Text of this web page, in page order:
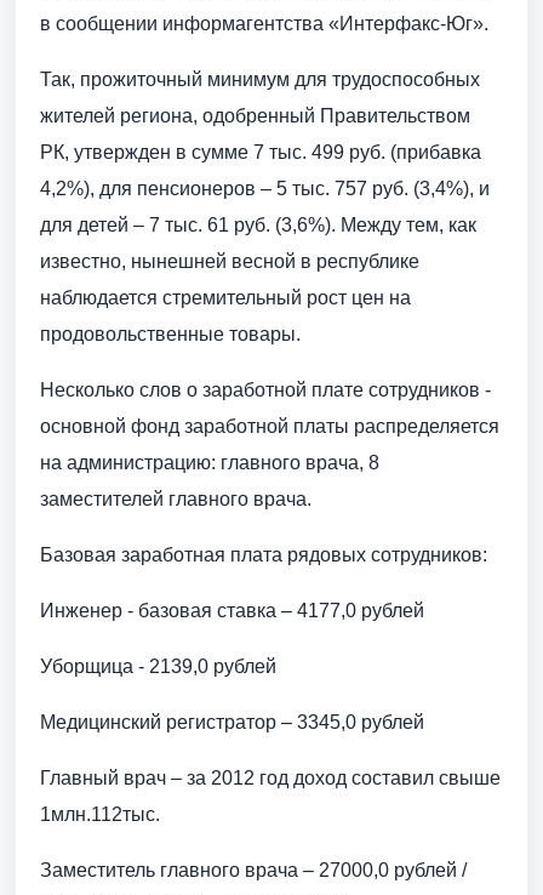
в сообщении информагентства «Интерфакс-Юг».
Так, прожиточный минимум для трудоспособных
жителей региона, одобренный Правительством
РК, утвержден в сумме 7 тыс. 499 руб. (прибавка
4,2%), для пенсионеров – 5 тыс. 757 руб. (3,4%), и
для детей – 7 тыс. 61 руб. (3,6%). Между тем, как
известно, нынешней весной в республике
наблюдается стремительный рост цен на
продовольственные товары.
Несколько слов о заработной плате сотрудников -
основной фонд заработной платы распределяется
на администрацию: главного врача, 8
заместителей главного врача.
Базовая заработная плата рядовых сотрудников:
Инженер - базовая ставка – 4177,0 рублей
Уборщица - 2139,0 рублей
Медицинский регистратор – 3345,0 рублей
Главный врач – за 2012 год доход составил свыше
1млн.112тыс.
Заместитель главного врача – 27000,0 рублей /